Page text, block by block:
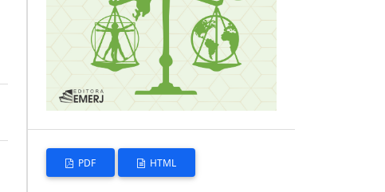
PDF HTML